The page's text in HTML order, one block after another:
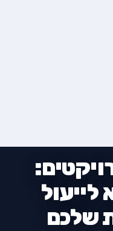
שלכם